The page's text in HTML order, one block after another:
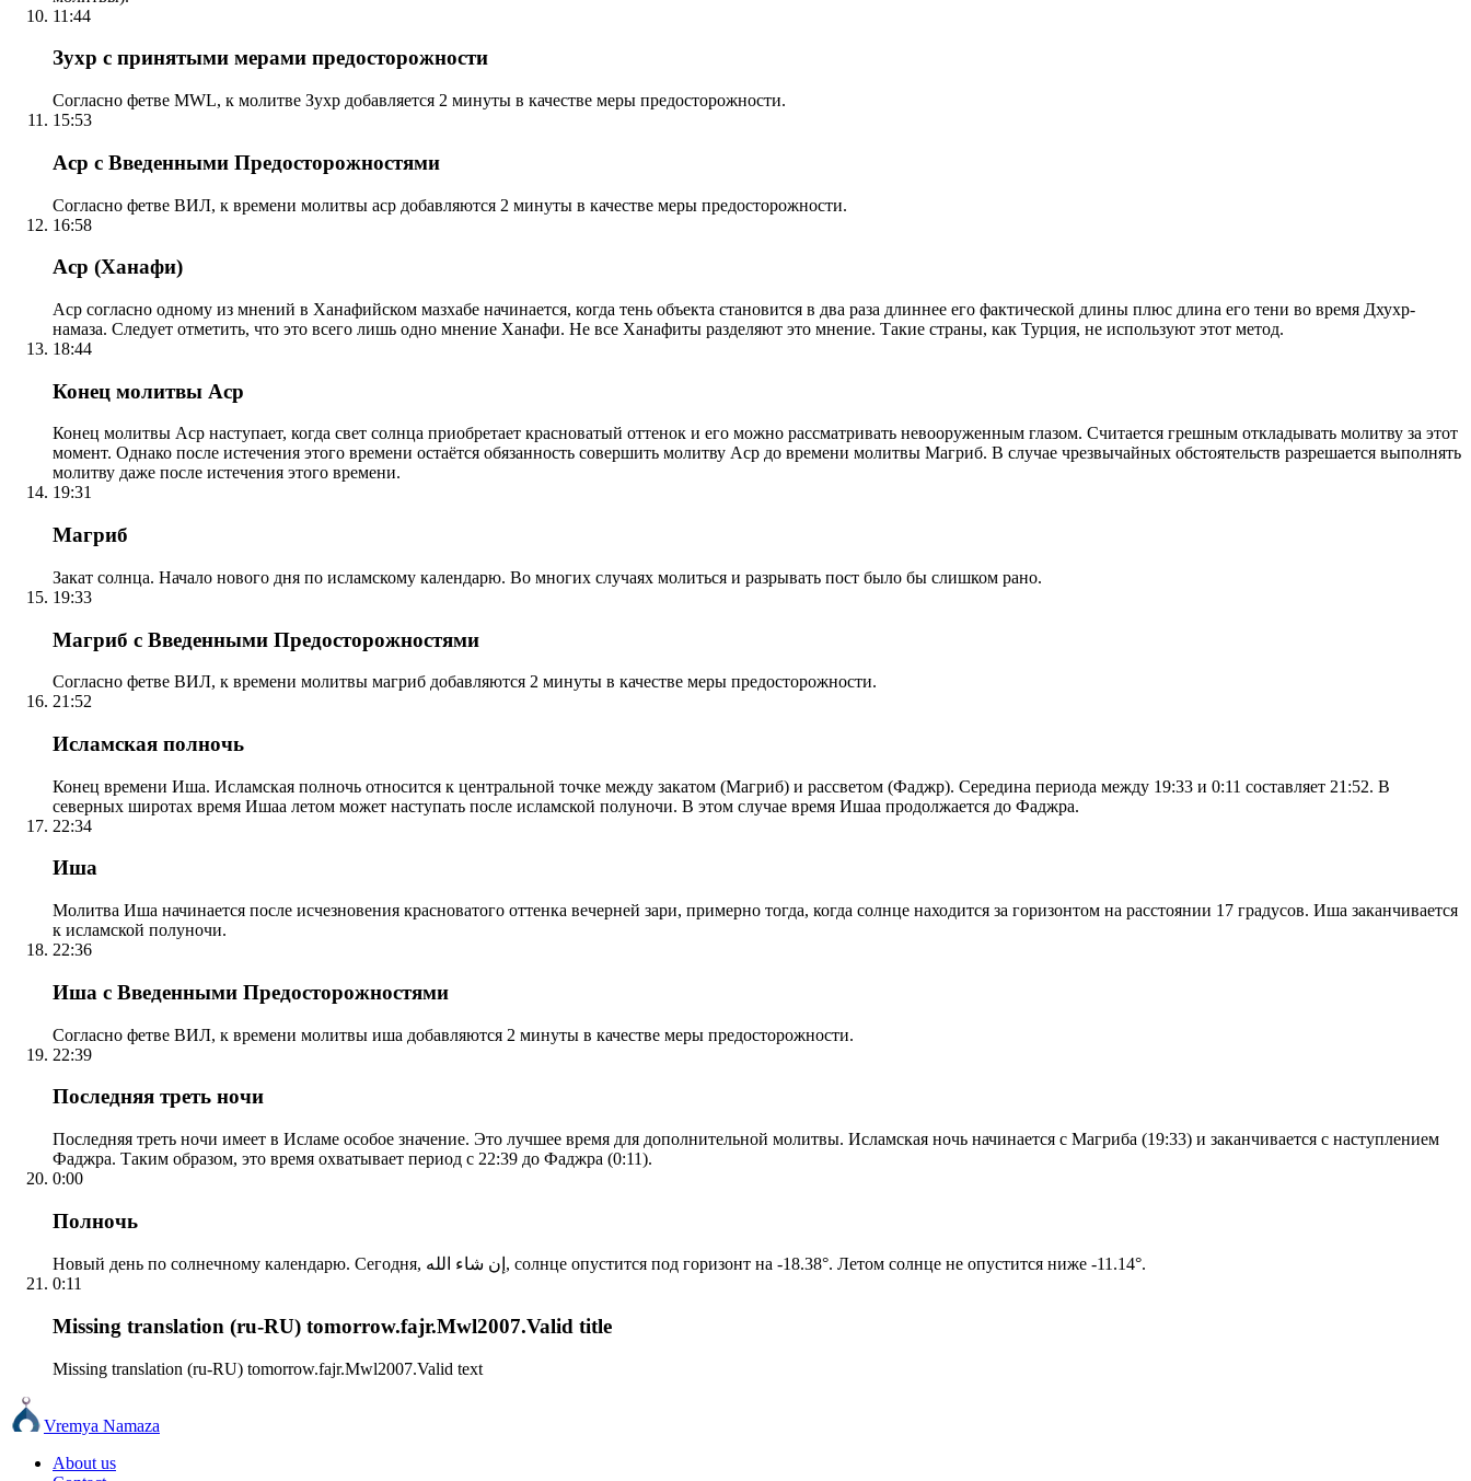
11:44
Зухр с принятыми мерами предосторожности
Согласно фетве MWL, к молитве Зухр добавляется 2 минуты в качестве меры предосторожности.
15:53
Аср с Введенными Предосторожностями
Согласно фетве ВИЛ, к времени молитвы аср добавляются 2 минуты в качестве меры предосторожности.
16:58
Аср (Ханафи)
Аср согласно одному из мнений в Ханафийском мазхабе начинается, когда тень объекта становится в два раза длиннее его фактической длины плюс длина его тени во время Дхухр-
намаза. Следует отметить, что это всего лишь одно мнение Ханафи. Не все Ханафиты разделяют это мнение. Такие страны, как Турция, не используют этот метод.
18:44
Конец молитвы Аср
Конец молитвы Аср наступает, когда свет солнца приобретает красноватый оттенок и его можно рассматривать невооруженным глазом. Считается грешным откладывать молитву за этот
момент. Однако после истечения этого времени остаётся обязанность совершить молитву Аср до времени молитвы Магриб. В случае чрезвычайных обстоятельств разрешается выполнять
молитву даже после истечения этого времени.
19:31
Магриб
Закат солнца. Начало нового дня по исламскому календарю. Во многих случаях молиться и разрывать пост было бы слишком рано.
19:33
Магриб с Введенными Предосторожностями
Согласно фетве ВИЛ, к времени молитвы магриб добавляются 2 минуты в качестве меры предосторожности.
21:52
Исламская полночь
Конец времени Иша. Исламская полночь относится к центральной точке между закатом (Магриб) и рассветом (Фаджр). Середина периода между 19:33 и 0:11 составляет 21:52. В
северных широтах время Ишаа летом может наступать после исламской полуночи. В этом случае время Ишаа продолжается до Фаджра.
22:34
Иша
Молитва Иша начинается после исчезновения красноватого оттенка вечерней зари, примерно тогда, когда солнце находится за горизонтом на расстоянии 17 градусов. Иша заканчивается
к исламской полуночи.
22:36
Иша с Введенными Предосторожностями
Согласно фетве ВИЛ, к времени молитвы иша добавляются 2 минуты в качестве меры предосторожности.
22:39
Последняя треть ночи
Последняя треть ночи имеет в Исламе особое значение. Это лучшее время для дополнительной молитвы. Исламская ночь начинается с Магриба (19:33) и заканчивается с наступлением
Фаджра. Таким образом, это время охватывает период с 22:39 до Фаджра (0:11).
0:00
Полночь
Новый день по солнечному календарю. Сегодня, إن شاء الله, солнце опустится под горизонт на -18.38°. Летом солнце не опустится ниже -11.14°.
0:11
Missing translation (ru-RU) tomorrow.fajr.Mwl2007.Valid title
Missing translation (ru-RU) tomorrow.fajr.Mwl2007.Valid text
Vremya Namaza
About us